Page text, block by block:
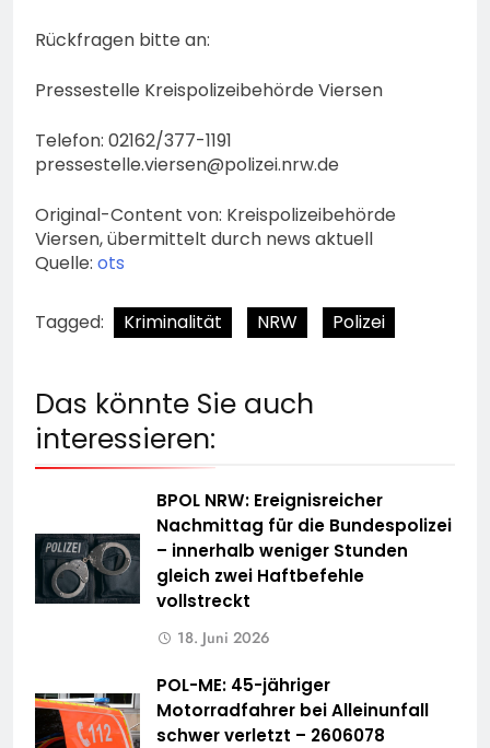
Rückfragen bitte an:
Pressestelle Kreispolizeibehörde Viersen
Telefon: 02162/377-1191
pressestelle.viersen@polizei.nrw.de
Original-Content von: Kreispolizeibehörde
Viersen, übermittelt durch news aktuell
Quelle: ots
Tagged: Kriminalität NRW Polizei
Das könnte Sie auch
interessieren:
BPOL NRW: Ereignisreicher
Nachmittag für die Bundespolizei
– innerhalb weniger Stunden
gleich zwei Haftbefehle
vollstreckt
18. Juni 2026
POL-ME: 45-jähriger
Motorradfahrer bei Alleinunfall
schwer verletzt – 2606078